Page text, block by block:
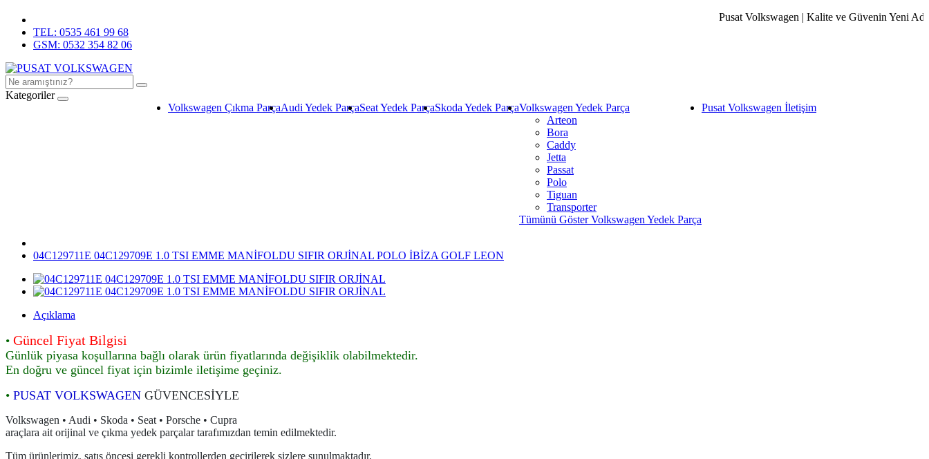
Pusat Volkswagen | Kalite ve Güvenin Yeni
TEL: 0535 461 99 68
GSM: 0532 354 82 06
Kategoriler
Volkswagen Çıkma ParçaAudi Yedek ParçaSeat Yedek ParçaSkoda Yedek ParçaVolkswagen Yedek Parça
Arteon
Bora
Caddy
Jetta
Passat
Polo
Tiguan
Transporter
Tümünü Göster Volkswagen Yedek Parça
Pusat Volkswagen İletişim
04C129711E 04C129709E 1.0 TSI EMME MANİFOLDU SIFIR ORJİNAL POLO İBİZA GOLF LEON
Açıklama
• Güncel Fiyat Bilgisi
Günlük piyasa koşullarına bağlı olarak ürün fiyatlarında değişiklik olabilmektedir.
En doğru ve güncel fiyat için bizimle iletişime geçiniz.
• PUSAT VOLKSWAGEN GÜVENCESİYLE
Volkswagen • Audi • Skoda • Seat • Porsche • Cupra
araçlara ait orijinal ve çıkma yedek parçalar tarafımızdan temin edilmektedir.
Tüm ürünlerimiz, satış öncesi gerekli kontrollerden geçirilerek sizlere sunulmaktadır.